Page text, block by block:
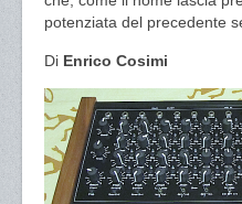
potenziata del precedente
Di Enrico Cosimi